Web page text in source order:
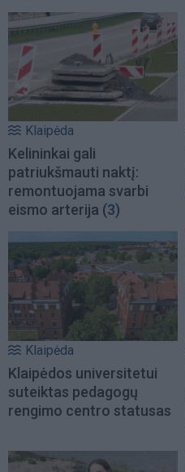
Klaipėda
Kelininkai gali
patriukšmauti naktį:
remontuojama svarbi
eismo arterija (3)
Klaipėda
Klaipėdos universitetui
suteiktas pedagogų
rengimo centro statusas